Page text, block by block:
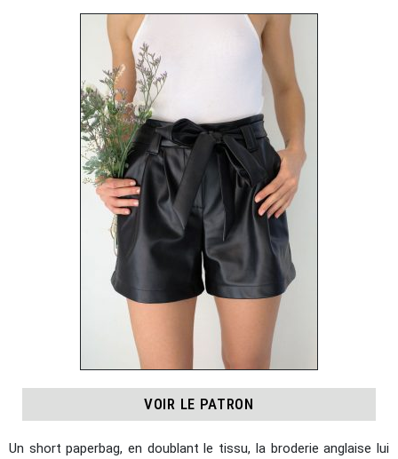
VOIR LE PATRON
Un short paperbag, en doublant le tissu, la broderie anglaise lui